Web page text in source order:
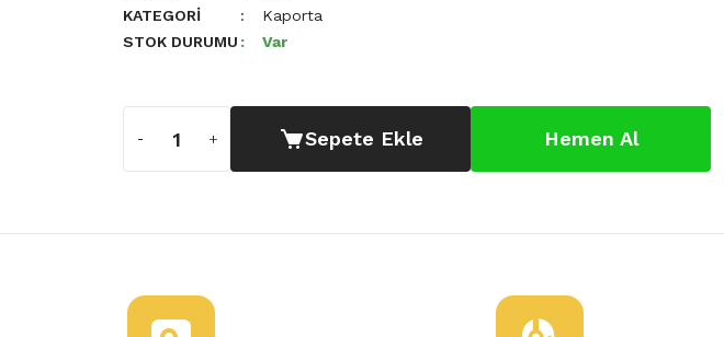
KATEGORI
Kaporta
STOK DURUMU
Var
Sepete Ekle Hemen Al